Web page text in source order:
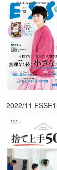
2022/11